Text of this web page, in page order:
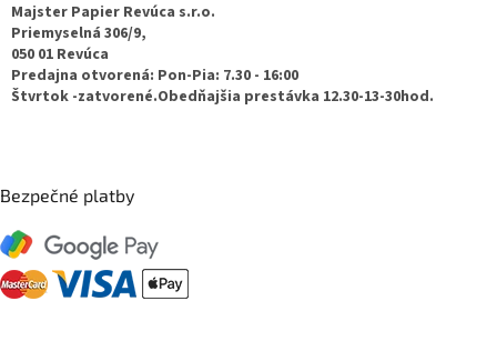
Majster Papier Revúca s.r.o.
Priemyselná 306/9,
050 01 Revúca
Predajna otvorená: Pon-Pia: 7.30 - 16:00
Štvrtok -zatvorené.Obedňajšia prestávka 12.30-13-30hod.
Bezpečné platby